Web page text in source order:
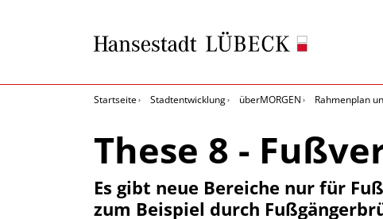
Startseite Stadtentwicklung überMORGEN Rahmenplan
These 8 -
Es gibt neue Bereiche nur für
zum Beispiel durch